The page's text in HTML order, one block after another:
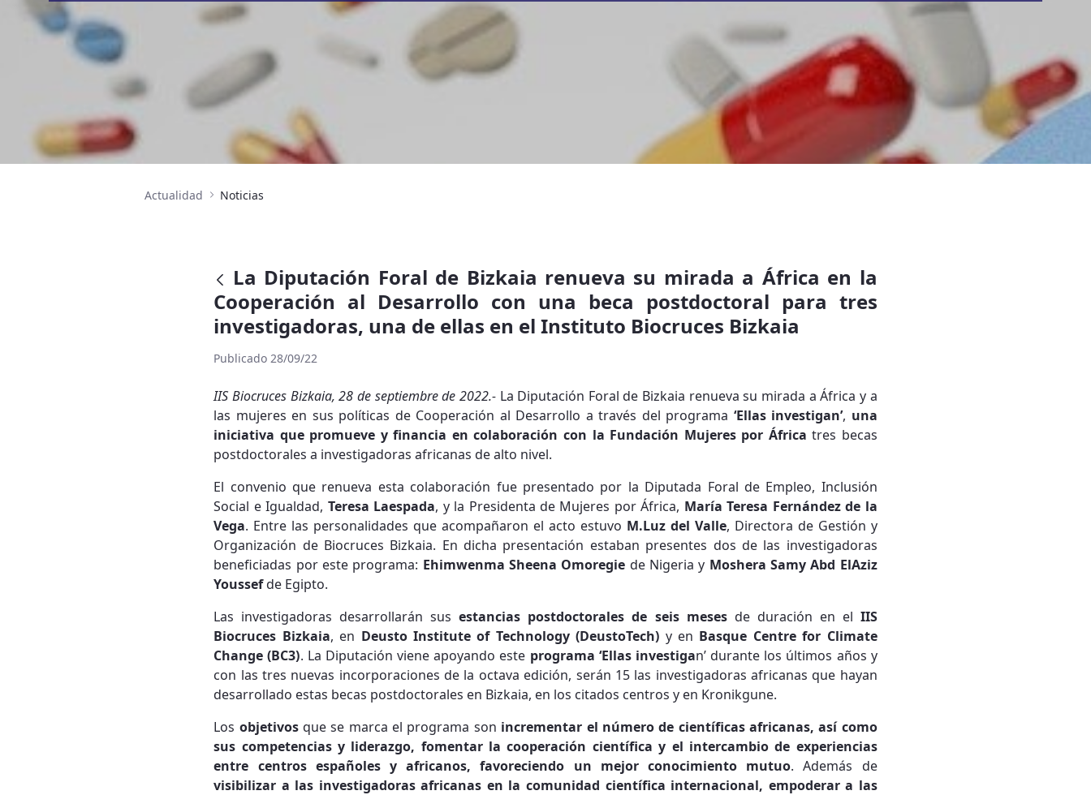
Actualidad Noticias
La Diputación Foral de Bizkaia renueva su mirada a África en la
Cooperación al Desarrollo con una beca postdoctoral para tres
investigadoras, una de ellas en el Instituto Biocruces Bizkaia
Publicado 28/09/22
IIS Biocruces Bizkaia, 28 de septiembre de 2022.- La Diputación Foral de Bizkaia renueva su mirada a África y a
las mujeres en sus políticas de Cooperación al Desarrollo a través del programa ‘Ellas investigan’, una
iniciativa que promueve y financia en colaboración con la Fundación Mujeres por África tres becas
postdoctorales a investigadoras africanas de alto nivel.
El convenio que renueva esta colaboración fue presentado por la Diputada Foral de Empleo, Inclusión
Social e Igualdad, Teresa Laespada, y la Presidenta de Mujeres por África, María Teresa Fernández de la
Vega. Entre las personalidades que acompañaron el acto estuvo M.Luz del Valle, Directora de Gestión y
Organización de Biocruces Bizkaia. En dicha presentación estaban presentes dos de las investigadoras
beneficiadas por este programa: Ehimwenma Sheena Omoregie de Nigeria y Moshera Samy Abd ElAziz
Youssefde Egipto.
Las investigadoras desarrollarán susestancias postdoctorales de seis mesesde duración en el IIS
Biocruces Bizkaia, en Deusto Institute of Technology (DeustoTech) y en Basque Centre for Climate
Change (BC3). La Diputación viene apoyando este programa ‘Ellas investigan’ durante los últimos años y
con las tres nuevas incorporaciones de la octava edición, serán 15 las investigadoras africanas que hayan
desarrollado estas becas postdoctorales en Bizkaia, en los citados centros y en Kronikgune.
Los objetivosque se marca el programa son incrementar el número de científicas africanas, así como
sus competencias y liderazgo, fomentar la cooperación científica y el intercambio de experiencias
entre centros españoles y africanos, favoreciendo un mejor conocimiento mutuo. Además de
visibilizar a las investigadoras africanas en la comunidad científica internacional, empoderar a las